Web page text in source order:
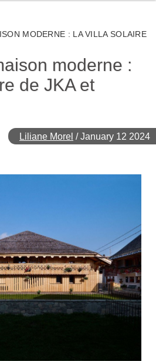
MODERNE : LA VILLA SOLAIRE
moderne :
de JKA et
Liliane Morel /January 12 2024